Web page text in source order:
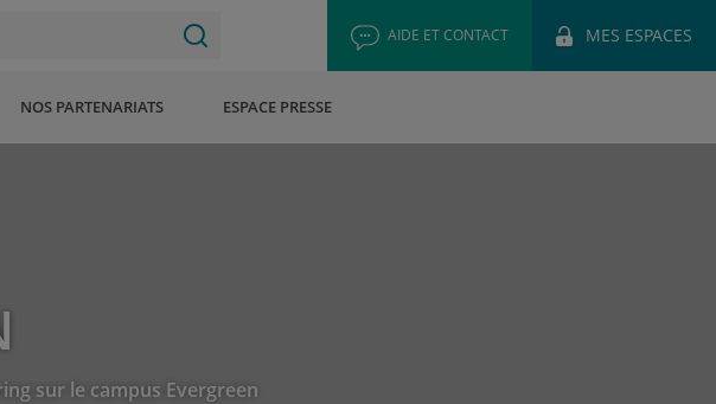
AIDE ET CONTACT MES ESPACES
NOS PARTENARIATS ESPACE PRESSE
sur le campus Evergreen